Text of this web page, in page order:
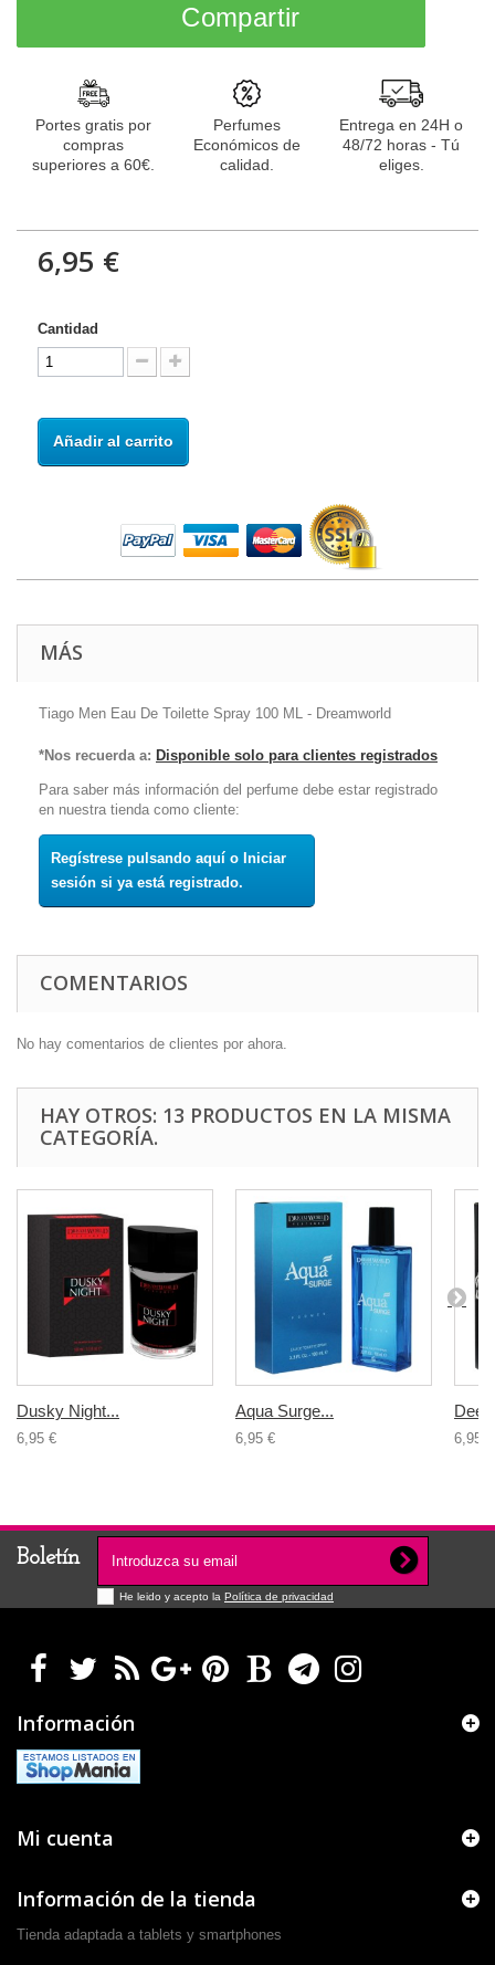
Compartir
Portes gratis por
compras
superiores a 60€.
Perfumes
Económicos de
calidad.
Entrega en 24H o
48/72 horas - Tú
eliges.
6,95 €
Cantidad
Añadir al carrito
MÁS
Tiago Men Eau De Toilette Spray 100 ML - Dreamworld
*Nos recuerda a: Disponible solo para clientes registrados
Para saber más información del perfume debe estar registrado
en nuestra tienda como cliente:
Regístrese pulsando aquí o Iniciar
sesión si ya está registrado.
COMENTARIOS
No hay comentarios de clientes por ahora.
HAY OTROS: 13 PRODUCTOS EN LA MISMA
CATEGORÍA.
Dusky Night...
6,95 €
Aqua Surge...
6,95 € 6,95 €
Boletín
He leido y acepto la Política de privacidad
Información
Mi cuenta
Información de la tienda
Tienda adaptada a tablets y smartphones